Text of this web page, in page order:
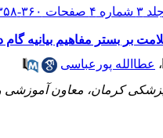
جلد ۳ شماره ۴ صفحات ۳۶۰-۳۵۸
بر بستر مفاهیم بیانیه
، عطاالله پورعباسی
پزشکی کرمان، معاون